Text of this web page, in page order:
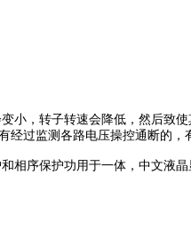
，转子转速会降低，然后致
过监测各路电压操控通断的，
序保护功用于一体，中文液